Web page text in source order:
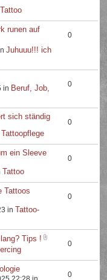
Tattoo
runen auf
Juhuuu!!! ich
0
in Beruf, Job,
0
sich ständig
Tattoopflege
0
ein Sleeve
Tattoo
0
Tattoos
in Tattoo-
0
Tips !
0
0